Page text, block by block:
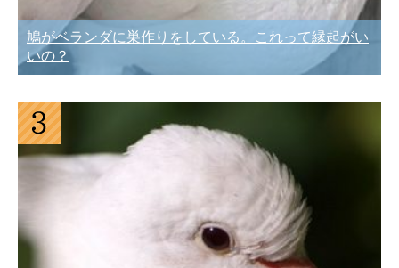
鳩がベランダに巣作りをしている。これって縁起がい
いの？